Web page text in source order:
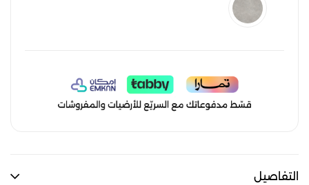
التفاصيل